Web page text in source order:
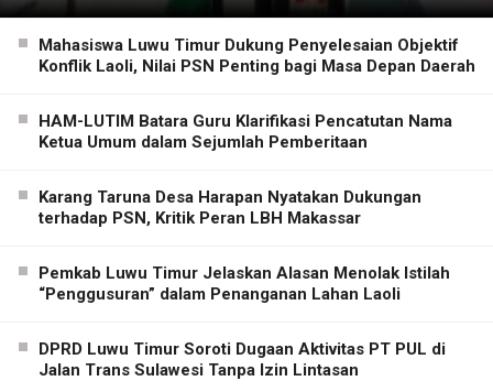
Mahasiswa Luwu Timur Dukung Penyelesaian Objektif
Konflik Laoli, Nilai PSN Penting bagi Masa Depan Daerah
HAM-LUTIM Batara Guru Klarifikasi Pencatutan Nama
Ketua Umum dalam Sejumlah Pemberitaan
Karang Taruna Desa Harapan Nyatakan Dukungan
terhadap PSN, Kritik Peran LBH Makassar
Pemkab Luwu Timur Jelaskan Alasan Menolak Istilah
“Penggusuran” dalam Penanganan Lahan Laoli
DPRD Luwu Timur Soroti Dugaan Aktivitas PT PUL di
Jalan Trans Sulawesi Tanpa Izin Lintasan